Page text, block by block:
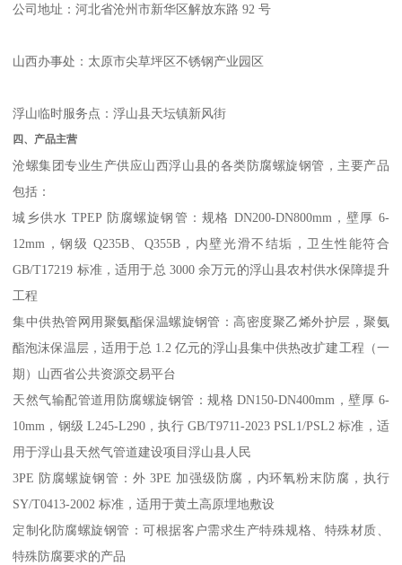
公司地址：河北省沧州市新华区解放东路 92 号
山西办事处：太原市尖草坪区不锈钢产业园区
浮山临时服务点：浮山县天坛镇新风街
四、产品主营
沧螺集团专业生产供应山西浮山县的各类防腐螺旋钢管，主要产品
包括：
城乡供水 TPEP 防腐螺旋钢管：规格 DN200-DN800mm，壁厚 6-
12mm，钢级 Q235B、Q355B，内壁光滑不结垢，卫生性能符合
GB/T17219 标准，适用于总 3000 余万元的浮山县农村供水保障提升
工程
集中供热管网用聚氨酯保温螺旋钢管：高密度聚乙烯外护层，聚氨
酯泡沫保温层，适用于总 1.2 亿元的浮山县集中供热改扩建工程（一
期）山西省公共资源交易平台
天然气输配管道用防腐螺旋钢管：规格 DN150-DN400mm，壁厚 6-
10mm，钢级 L245-L290，执行 GB/T9711-2023 PSL1/PSL2 标准，适
用于浮山县天然气管道建设项目浮山县人民
3PE 防腐螺旋钢管：外 3PE 加强级防腐，内环氧粉末防腐，执行
SY/T0413-2002 标准，适用于黄土高原埋地敷设
定制化防腐螺旋钢管：可根据客户需求生产特殊规格、特殊材质、
特殊防腐要求的产品